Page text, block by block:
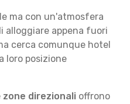
ma con un'atmosfera
alloggiare appena fuori
cerca comunque hotel
loro posizione
zone direzionali offrono